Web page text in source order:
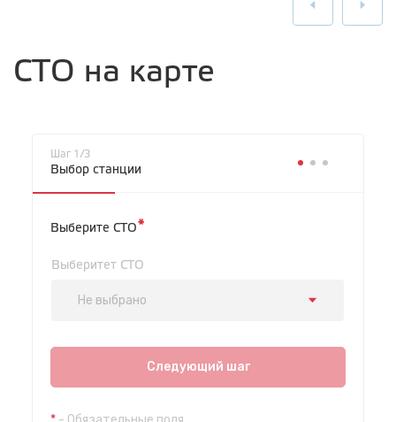
СТО на карте
Шаг 1/3
Выбор станции
Выберите СТО*
Выберитет СТО
Не выбрано
СТО "Байкальская"
ул.Байкальская, 58г
с 7.00 до 23.30, без выходных
Следующий шаг